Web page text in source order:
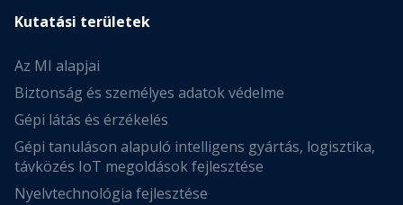
Kutatási területek
Az MI alapjai
Biztonság és személyes adatok védelme
Gépi látás és érzékelés
Gépi tanuláson alapuló intelligens gyártás, logisztika,
távközés IoT megoldások fejlesztése
Nyelvtechnológia fejlesztése